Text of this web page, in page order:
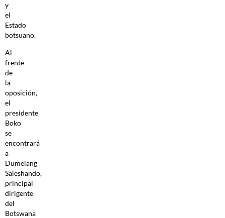
y
el
Estado
botsuano.
Al
frente
de
la
oposición,
el
presidente
Boko
se
encontrará
a
Dumelang
Saleshando,
principal
dirigente
del
Botswana